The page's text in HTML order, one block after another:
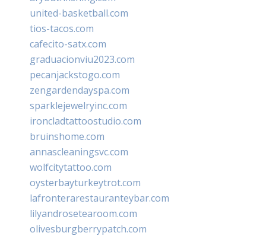
united-basketball.com
tios-tacos.com
cafecito-satx.com
graduacionviu2023.com
pecanjackstogo.com
zengardendayspa.com
sparklejewelryinc.com
ironcladtattoostudio.com
bruinshome.com
annascleaningsvc.com
wolfcitytattoo.com
oysterbayturkeytrot.com
lafronterarestauranteybar.com
lilyandrosetearoom.com
olivesburgberrypatch.com